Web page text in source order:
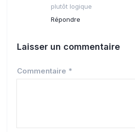
plutôt logique
Répondre
Laisser un commentaire
Commentaire *